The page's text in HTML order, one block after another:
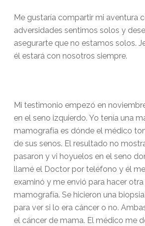
Me gustaría compartir mi aventura
adversidades sentimos solos y
asegurarte que no estamos solos.
él estará con nosotros siempre.
Mi testimonio empezó en
en el seno izquierdo. Yo tenía una
mamografía es dónde el médico
de sus senos. El resultado no
pasaron y vi hoyuelos en el seno
llamé el Doctor por teléfono y él
examinó y me envió para hacer
mamografía. Se hicieron una
para ver si lo era cáncer o no.
el cáncer de mama. El médico me